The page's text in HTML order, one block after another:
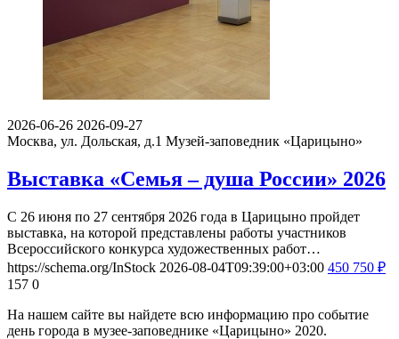
2026-06-26 2026-09-27
Москва, ул. Дольская, д.1 Музей-заповедник «Царицыно»
Выставка «Семья – душа России» 2026
С 26 июня по 27 сентября 2026 года в Царицыно пройдет
выставка, на которой представлены работы участников
Всероссийского конкурса художественных работ…
https://schema.org/InStock 2026-08-04T09:39:00+03:00 450 750 ₽
157 0
На нашем сайте вы найдете всю информацию про событие
день города в музее-заповеднике «Царицыно» 2020.